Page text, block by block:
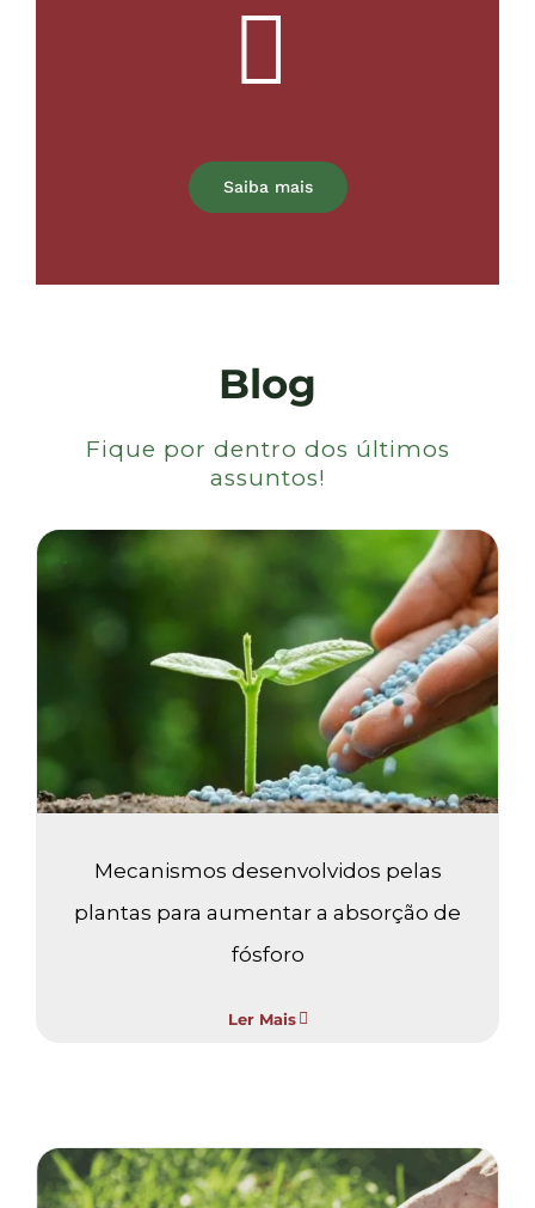
Saiba mais
Blog
Fique por dentro dos últimos
assuntos!
Mecanismos desenvolvidos
pelas plantas para aumentar
a absorção de fósforo
Adubação foliar Sem categoria
Mecanismos desenvolvidos pelas
plantas para aumentar a absorção de
fósforo
Ler Mais